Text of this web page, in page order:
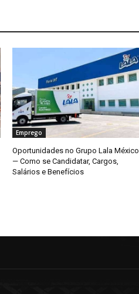
Emprego
Oportunidades no Grupo Lala México
— Como se Candidatar, Cargos,
Salários e Benefícios